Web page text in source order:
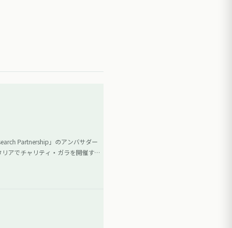
Partnership」のアンバサダー
アでチャリティ・ガラを開催する